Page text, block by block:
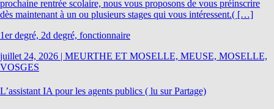
prochaine rentrée scolaire, nous vous proposons de vous préinscrire
dès maintenant à un ou plusieurs stages qui vous intéressent.( […]
1er degré, 2d degré, fonctionnaire
juillet 24, 2026 | MEURTHE ET MOSELLE, MEUSE, MOSELLE,
VOSGES
L’assistant IA pour les agents publics ( lu sur Partage)